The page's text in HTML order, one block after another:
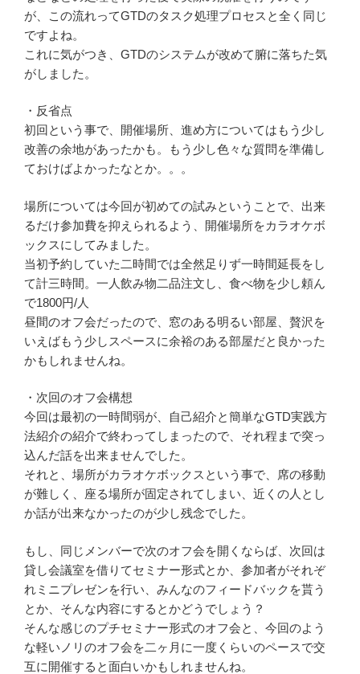
が、この流れってGTDのタスク処理プロセスと全く同じ
ですよね。
これに気がつき、GTDのシステムが改めて腑に落ちた気
がしました。
・反省点
初回という事で、開催場所、進め方についてはもう少し
改善の余地があったかも。もう少し色々な質問を準備し
ておけばよかったなとか。。。
場所については今回が初めての試みということで、出来
るだけ参加費を抑えられるよう、開催場所をカラオケボ
ックスにしてみました。
当初予約していた二時間では全然足りず一時間延長をし
て計三時間。一人飲み物二品注文し、食べ物を少し頼ん
で1800円/人
昼間のオフ会だったので、窓のある明るい部屋、贅沢を
いえばもう少しスペースに余裕のある部屋だと良かった
かもしれませんね。
・次回のオフ会構想
今回は最初の一時間弱が、自己紹介と簡単なGTD実践方
法紹介の紹介で終わってしまったので、それ程まで突っ
込んだ話を出来ませんでした。
それと、場所がカラオケボックスという事で、席の移動
が難しく、座る場所が固定されてしまい、近くの人とし
か話が出来なかったのが少し残念でした。
もし、同じメンバーで次のオフ会を開くならば、次回は
貸し会議室を借りてセミナー形式とか、参加者がそれぞ
れミニプレゼンを行い、みんなのフィードバックを貰う
とか、そんな内容にするとかどうでしょう？
そんな感じのプチセミナー形式のオフ会と、今回のよう
な軽いノリのオフ会を二ヶ月に一度くらいのペースで交
互に開催すると面白いかもしれませんね。